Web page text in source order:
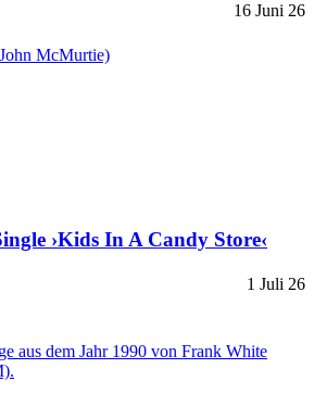
16 Juni 26
›Kids In A Candy Store‹
1 Juli 26